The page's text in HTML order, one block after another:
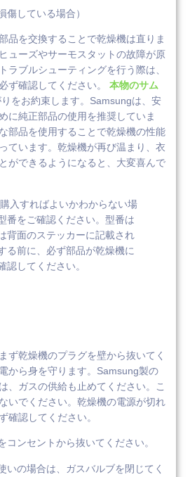
傷している場合）
品を交換することで乾燥機は直りま
ューズやサーモスタットの故障が原
ラブルシューティングを行う際は、
ず確認してください。 本物のサム
をお約束します。Samsungは、安
に純正部品の使用を推奨していま
部品を使用することで乾燥機の性能
ています。乾燥機が再び温まり、衣
ができるようになると、大変喜んで
入すればよいかわからない場
番をご確認ください。型番は
背面のステッカーに記載され
る前に、必ず部品が乾燥機に
認してください。
ず乾燥機のプラグを壁から抜いてく
から身を守ります。Samsung製の
、ガスの供給も止めてください。こ
いでください。乾燥機の電源が切れ
確認してください。
コンセントから抜いてください。
いの場合は、ガスバルブを閉じてく